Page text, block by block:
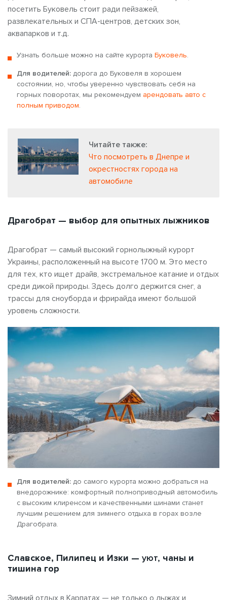
посетить Буковель стоит ради пейзажей,
развлекательных и СПА-центров, детских зон,
аквапарков и т.д.
Узнать больше можно на сайте курорта Буковель.
Для водителей: дорога до Буковеля в хорошем
состоянии, но, чтобы уверенно чувствовать себя на
горных поворотах, мы рекомендуем арендовать авто с
полным приводом.
Читайте также:
Что посмотреть в Днепре и
окрестностях города на
автомобиле
Драгобрат — выбор для опытных лыжников
Драгобрат — самый высокий горнолыжный курорт
Украины, расположенный на высоте 1700 м. Это место
для тех, кто ищет драйв, экстремальное катание и отдых
среди дикой природы. Здесь долго держится снег, а
трассы для сноуборда и фрирайда имеют большой
уровень сложности.
Для водителей: до самого курорта можно добраться на
внедорожнике: комфортный полноприводный автомобиль
с высоким клиренсом и качественными шинами станет
лучшим решением для зимнего отдыха в горах возле
Драгобрата.
Славское, Пилипец и Изки — уют, чаны и
тишина гор
Зимний отдых в Карпатах — не только о лыжах и